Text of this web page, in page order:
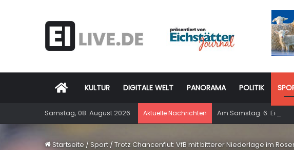
Startseite
KULTUR DIGITALE WELT PANORAMA POLITIK
Samstag, 08. August 2026 Aktuelle Nachrichten Am Samstag: 6.
Startseite/Sport /Trotz Chancenflut: VfB mit bitterer Niederlage im